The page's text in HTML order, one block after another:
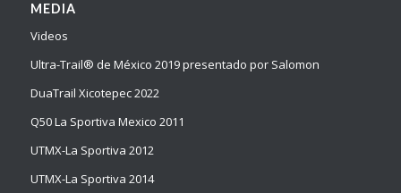
MEDIA
Videos
Ultra-Trail® de México 2019 presentado por Salomon
DuaTrail Xicotepec 2022
Q50 La Sportiva Mexico 2011
UTMX-La Sportiva 2012
UTMX-La Sportiva 2014